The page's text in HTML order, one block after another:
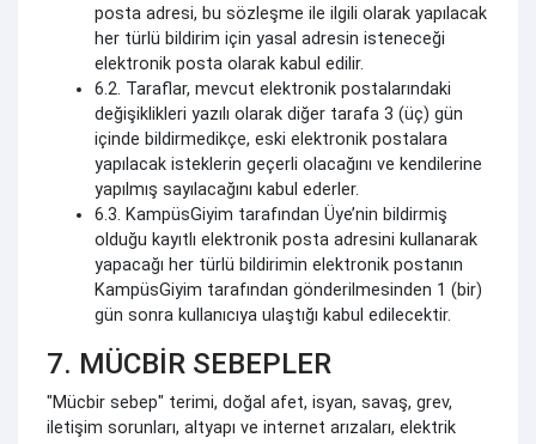
posta adresi, bu sözleşme ile ilgili olarak yapılacak
her türlü bildirim için yasal adresin isteneceği
elektronik posta olarak kabul edilir.
6.2. Taraflar, mevcut elektronik postalarındaki
değişiklikleri yazılı olarak diğer tarafa 3 (üç) gün
içinde bildirmedikçe, eski elektronik postalara
yapılacak isteklerin geçerli olacağını ve kendilerine
yapılmış sayılacağını kabul ederler.
6.3. KampüsGiyim tarafından Üye’nin bildirmiş
olduğu kayıtlı elektronik posta adresini kullanarak
yapacağı her türlü bildirimin elektronik postanın
KampüsGiyim tarafından gönderilmesinden 1 (bir)
gün sonra kullanıcıya ulaştığı kabul edilecektir.
7. MÜCBİR SEBEPLER
"Mücbir sebep" terimi, doğal afet, isyan, savaş, grev,
iletişim sorunları, altyapı ve internet arızaları, elektrik